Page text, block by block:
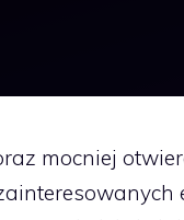
mocniej